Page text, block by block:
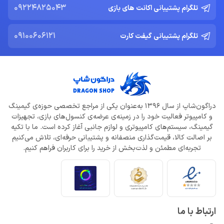
Nemesis
خرداد 22, 1404
افزایش قیمت بازی‌ها؛ آیا Xbox بازیکنان را به Game Pass سوق
می‌دهد؟
خرداد 22, 1404
Call of Duty: Black Ops 7 برای کنسول‌های نسل هشتم هم می‌آید
خرداد 22, 1404
تلگرام پشتیبانی اکانت های بازی 09224825043
تلگرام پشتیبانی گیفت کارت 09100606121
دراگون‌شاپ از سال 1396 به‌عنوان یکی از مراجع تخصصی حوزه‌ی گیمینگ
و کامپیوتر فعالیت خود را در زمینه‌ی عرضه‌ی کنسول‌های بازی، تجهیزات
گیمینگ، سیستم‌های کامپیوتری و لوازم جانبی آغاز کرده است. ما با تکیه
بر اصالت کالا، قیمت‌گذاری منصفانه و پشتیبانی حرفه‌ای، تلاش می‌کنیم
تجربه‌ای مطمئن و لذت‌بخش از خرید را برای کاربران فراهم کنیم.
ارتباط با ما